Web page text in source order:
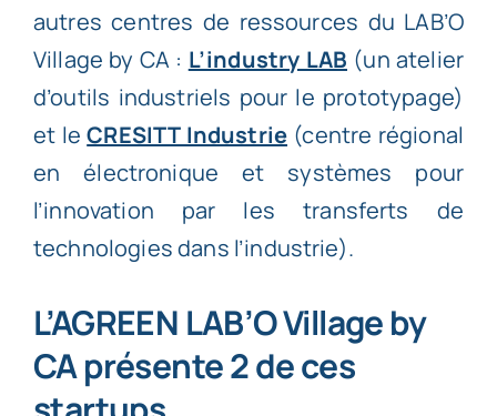
autres centres de ressources du LAB’O
Village by CA : L’industry LAB (un atelier
d’outils industriels pour le prototypage)
et leCRESITT Industrie (centre régional
en électronique et systèmes pour
l’innovation par les transferts de
technologies dans l’industrie).
L’AGREEN LAB’O Village by
CA présente 2 de ces